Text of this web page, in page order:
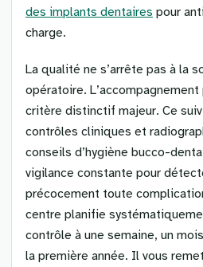
des implants dentaires pour
charge.
La qualité ne s’arrête pas à la
opératoire.
critère distinctif majeur. Ce
contrôles cliniques et
conseils d’hygiène bucco-
vigilance constante pour
précocement toute
centre planifie
contrôle à une semaine, un
la première année. Il vous